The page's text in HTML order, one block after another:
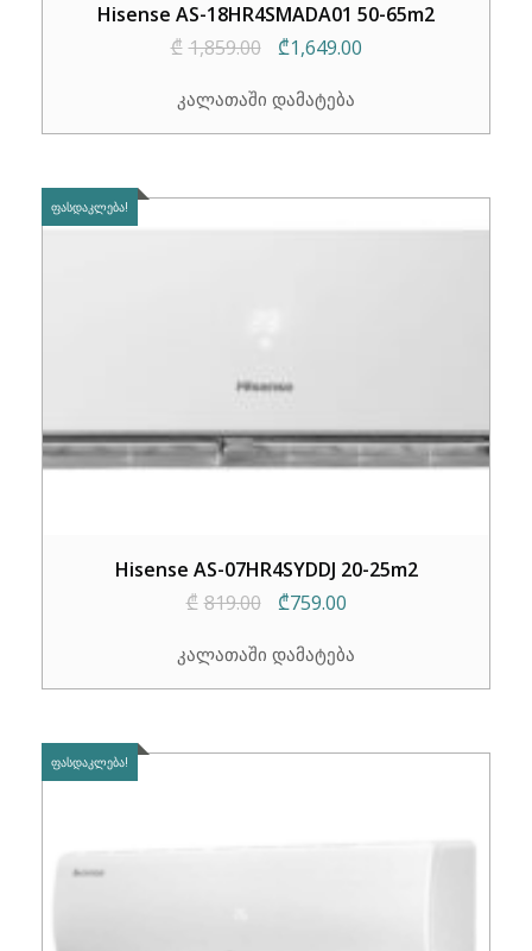
Hisense AS-18HR4SMADA01 50-65m2
₾ 1,859.00
Original
was:
₾1,649.00Current
კალათაში დამატება
ᲤᲐᲡᲓᲐᲙᲚᲔᲑᲐ!
Hisense AS-07HR4SYDDJ 20-25m2
₾ 819.00
Original
was:
₾759.00Current
is:
კალათაში დამატება
ᲤᲐᲡᲓᲐᲙᲚᲔᲑᲐ!